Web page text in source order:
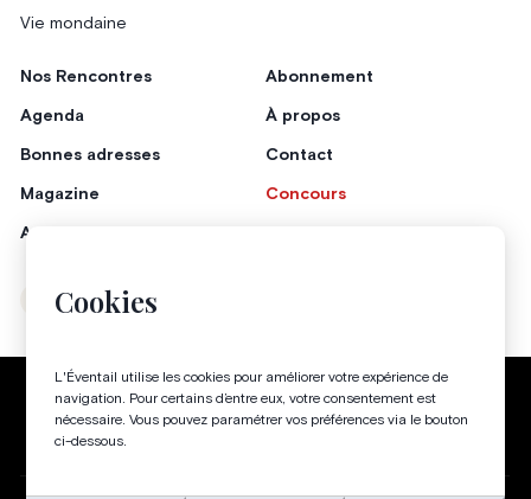
Cookies
L'Éventail utilise les cookies pour améliorer votre expérience de
navigation. Pour certains d’entre eux, votre consentement est
nécessaire. Vous pouvez paramétrer vos préférences via le bouton
ci-dessous.
Vie mondaine
Nos Rencontres
Agenda
Bonnes adresses
Magazine
Annonceurs
Abonnement
À propos
Contact
Concours
Instagram
Politique de confidentialité Conditions générales
Gestion des cookies